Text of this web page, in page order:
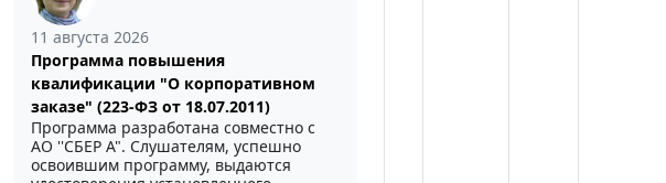
11 августа 2026
Программа повышения
квалификации "О корпоративном
заказе" (223-ФЗ от 18.07.2011)
Программа разработана совместно с
АО ''СБЕР А". Слушателям, успешно
освоившим программу, выдаются